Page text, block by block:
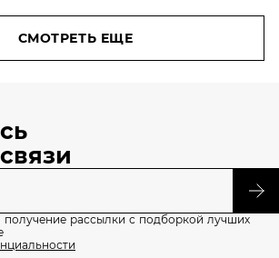
СМОТРЕТЬ ЕЩЕ
получение рассылки с подборкой лучших